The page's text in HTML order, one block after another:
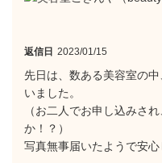
返信日 2023/01/15
先日は、数ある美容室の
いました。
（お二人でお申し込みさ
か！？）
写真無事届いたようで安心